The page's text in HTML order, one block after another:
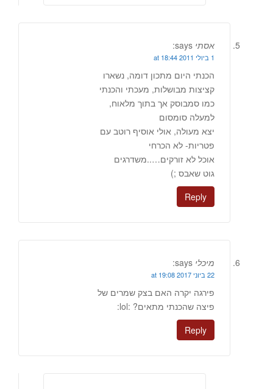
אסתי says:
1 ביולי 2011 at 18:44
הכנתי היום מתכון דומה, נשארו
קציצות מבושלות, מעכתי והכנתי
כמו סמבוסק אך בתוך מלאוח,
למעלה סומסום
יצא מעולה, אולי אוסיף רוטב עם
פטריות- לא הכרחי
אוכל לא זורקים…..משדרגים
גוט שאבס ;)
Reply
מיכלי says:
22 ביוני 2017 at 19:08
פירגה יקרה האם בצק שמרים של
פיצה שהכנתי מתאים? :lol:
Reply